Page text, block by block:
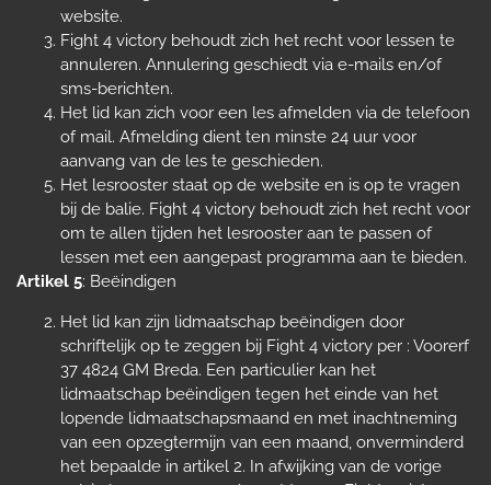
website.
Fight 4 victory behoudt zich het recht voor lessen te
annuleren. Annulering geschiedt via e-mails en/of
sms-berichten.
Het lid kan zich voor een les afmelden via de telefoon
of mail. Afmelding dient ten minste 24 uur voor
aanvang van de les te geschieden.
Het lesrooster staat op de website en is op te vragen
bij de balie. Fight 4 victory behoudt zich het recht voor
om te allen tijden het lesrooster aan te passen of
lessen met een aangepast programma aan te bieden.
Artikel 5: Beëindigen
Het lid kan zijn lidmaatschap beëindigen door
schriftelijk op te zeggen bij Fight 4 victory per : Voorerf
37 4824 GM Breda. Een particulier kan het
lidmaatschap beëindigen tegen het einde van het
lopende lidmaatschapsmaand en met inachtneming
van een opzegtermijn van een maand, onverminderd
het bepaalde in artikel 2. In afwijking van de vorige